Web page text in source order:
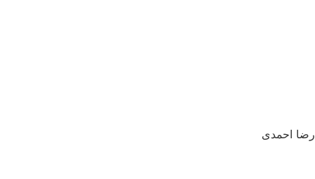
رضا احمدی